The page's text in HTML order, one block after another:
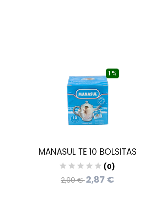
1 %
MANASUL TE 10 BOLSITAS
(0)
2,90 €2,87 €